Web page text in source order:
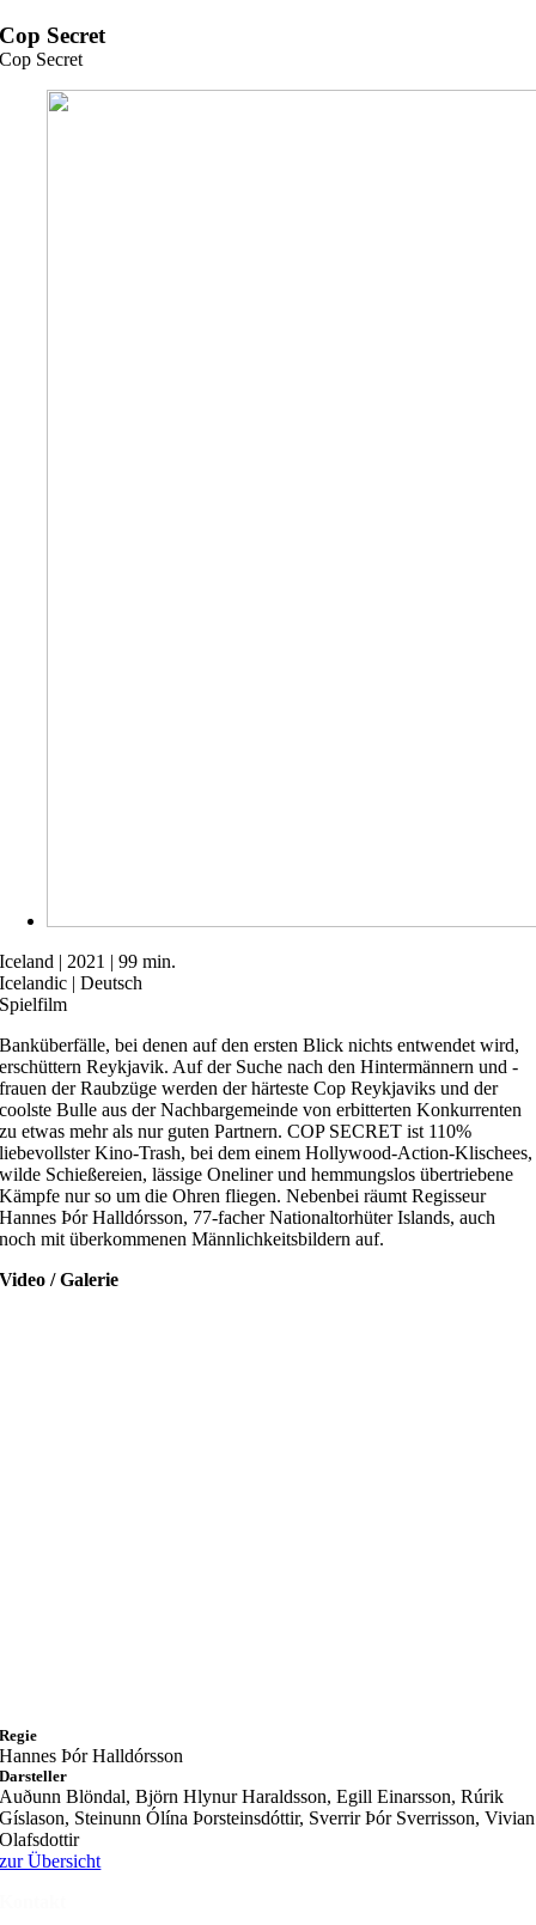
Zum
Inhalt
springen
Cop Secret
Cop Secret
Iceland | 2021 | 99 min.
Icelandic | Deutsch
Spielfilm
Banküberfälle, bei denen auf den ersten Blick nichts entwendet wird,
erschüttern Reykjavik. Auf der Suche nach den Hintermännern und -
frauen der Raubzüge werden der härteste Cop Reykjaviks und der
coolste Bulle aus der Nachbargemeinde von erbitterten Konkurrenten
zu etwas mehr als nur guten Partnern. COP SECRET ist 110%
liebevollster Kino-Trash, bei dem einem Hollywood-Action-Klischees,
wilde Schießereien, lässige Oneliner und hemmungslos übertriebene
Kämpfe nur so um die Ohren fliegen. Nebenbei räumt Regisseur
Hannes Þór Halldórsson, 77-facher Nationaltorhüter Islands, auch
noch mit überkommenen Männlichkeitsbildern auf.
Video / Galerie
Regie
Hannes Þór Halldórsson
Darsteller
Auðunn Blöndal, Björn Hlynur Haraldsson, Egill Einarsson, Rúrik
Gíslason, Steinunn Ólína Þorsteinsdóttir, Sverrir Þór Sverrisson, Vivian
Olafsdottir
zur Übersicht